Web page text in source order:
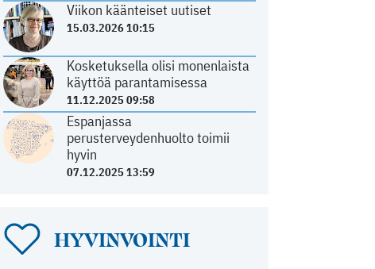
Viikon käänteiset uutiset
15.03.2026 10:15
Kosketuksella olisi monenlaista
käyttöä parantamisessa
11.12.2025 09:58
Espanjassa
perusterveydenhuolto toimii
hyvin
07.12.2025 13:59
HYVINVOINTI